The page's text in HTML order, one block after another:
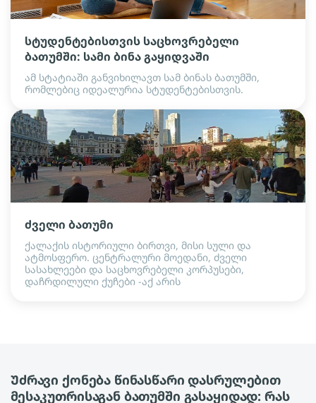
სტუდენტებისთვის საცხოვრებელი
ბათუმში: სამი ბინა გაყიდვაში
ამ სტატიაში განვიხილავთ სამ ბინას ბათუმში,
რომლებიც იდეალურია სტუდენტებისთვის.
ძველი ბათუმი
ქალაქის ისტორიული ბირთვი, მისი სული და
ატმოსფერო. ცენტრალური მოედანი, ძველი
სასახლეები და საცხოვრებელი კორპუსები,
დაჩრდილული ქუჩები -აქ არის
Უძრავი ქონება წინასწარი დასრულებით
მესაკუთრისაგან ბათუმში გასაყიდად: რას